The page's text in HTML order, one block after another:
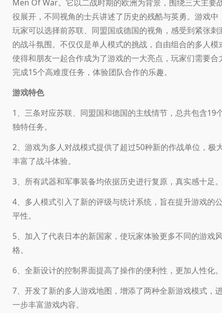
Men Of War。它以二战时期的欧洲为背景，围绕三大主要
役展开，不同视角的士兵讲述了历史的残酷与英勇。游戏中
玩家可以选择前苏联、同盟国或德国的视角，感受到紧张刺
的战斗氛围。不仅仅是单人模式的挑战，自由组合的多人模
使得和朋友一起合作成为了游戏的一大亮点，玩家们需要合
完成15个高难度任务，体验团队合作的乐趣。
游戏特色
1、三条对应苏联、同盟国和德国的主线情节，总共包含19
独特任务。
2、游戏为多人对战模式提供了超过50种新的作战单位，极
丰富了战斗体验。
3、所有武器和军事装备均依据历史进行复原，真实感十足
4、多人模式引入了新的评级与统计系统，旨在提升游戏的
平性。
5、加入了代表日本的新国家，使玩家体验更多不同的游戏
格。
6、全新设计的控制界面提高了操作的便利性，更加人性化
7、开发了新的多人游戏地图，增添了两种全新游戏模式，
一步丰富游戏内容。